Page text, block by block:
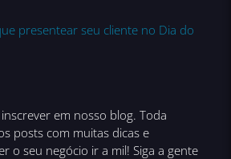
presentear seu cliente no Dia do
em nosso blog. Toda
posts com muitas dicas e
o seu negócio ir a mil! Siga a gente